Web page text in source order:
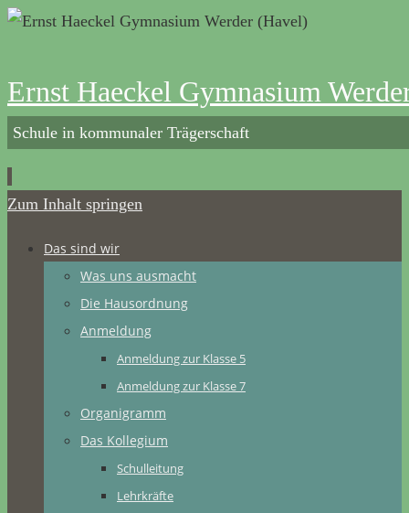
Ernst Haeckel Gymnasium
Schule in kommunaler Trägerschaft
Zum Inhalt springen
Das sind wir
Was uns ausmacht
Die Hausordnung
Anmeldung
Anmeldung zur Klasse 5
Anmeldung zur Klasse 7
Organigramm
Das Kollegium
Schulleitung
Lehrkräfte